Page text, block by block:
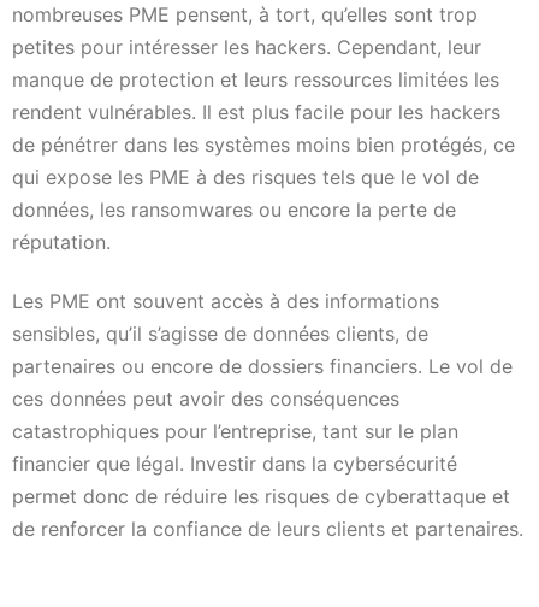
nombreuses PME pensent, à tort, qu’elles sont trop
petites pour intéresser les hackers. Cependant, leur
manque de protection et leurs ressources limitées les
rendent vulnérables. Il est plus facile pour les hackers
de pénétrer dans les systèmes moins bien protégés, ce
qui expose les PME à des risques tels que le vol de
données, les ransomwares ou encore la perte de
réputation.
Les PME ont souvent accès à des informations
sensibles, qu’il s’agisse de données clients, de
partenaires ou encore de dossiers financiers. Le vol de
ces données peut avoir des conséquences
catastrophiques pour l’entreprise, tant sur le plan
financier que légal. Investir dans la cybersécurité
permet donc de réduire les risques de cyberattaque et
de renforcer la confiance de leurs clients et partenaires.